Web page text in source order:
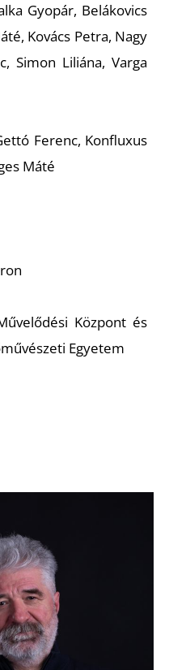
Gyopár, Belákovics
Kovács Petra, Nagy
Simon Liliána, Varga
Ferenc, Konfluxus
Máté
Központ és
Egyetem